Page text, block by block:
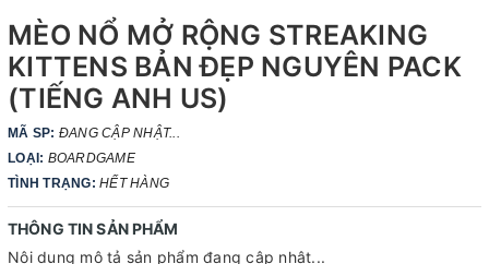
MÈO NỔ MỞ RỘNG STREAKING
KITTENS BẢN ĐẸP NGUYÊN PACK
(TIẾNG ANH US)
MÃ SP: ĐANG CẬP NHẬT...
LOẠI: BOARDGAME
TÌNH TRẠNG: HẾT HÀNG
THÔNG TIN SẢN PHẨM
Nội dung mô tả sản phẩm đang cập nhật...